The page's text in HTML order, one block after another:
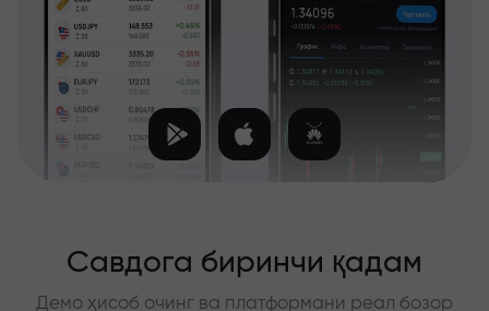
Савдога биринчи қадам
Демо ҳисоб очинг ва платформани реал бозор